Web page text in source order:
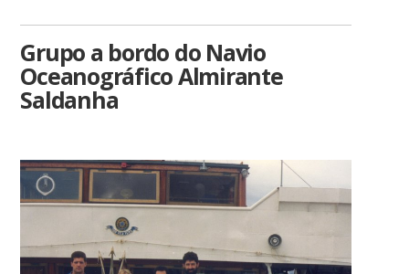
Grupo a bordo do Navio
Oceanográfico Almirante
Saldanha